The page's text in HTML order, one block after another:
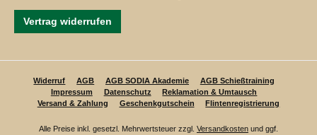
Vertrag widerrufen
Widerruf AGB AGB SODIA Akademie
AGB Schießtraining
Impressum
Datenschutz
Reklamation & Umtausch
Versand & Zahlung
Geschenkgutschein Flintenregistrierung
Alle Preise inkl. gesetzl. Mehrwertsteuer zzgl. Versandkosten und ggf.